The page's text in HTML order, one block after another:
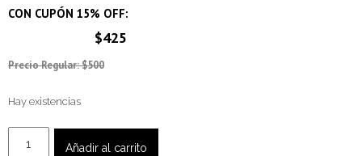
CON CUPÓN 15% OFF:
$425
Precio Regular: $500
Hay existencias
Añadir al carrito